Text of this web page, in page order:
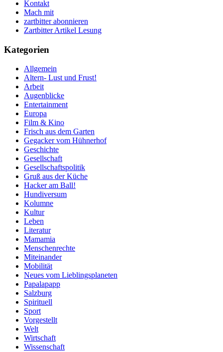
Kontakt
Mach mit
zartbitter abonnieren
Zartbitter Artikel Lesung
Kategorien
Allgemein
Altern- Lust und Frust!
Arbeit
Augenblicke
Entertainment
Europa
Film & Kino
Frisch aus dem Garten
Gegacker vom Hühnerhof
Geschichte
Gesellschaft
Gesellschaftspolitik
Gruß aus der Küche
Hacker am Ball!
Hundiversum
Kolumne
Kultur
Leben
Literatur
Mamamia
Menschenrechte
Miteinander
Mobilität
Neues vom Lieblingsplaneten
Papalapapp
Salzburg
Spirituell
Sport
Vorgestellt
Welt
Wirtschaft
Wissenschaft